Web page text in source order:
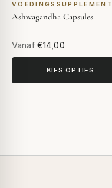
VOEDINGSSUPPLEMENT
Ashwagandha Capsules
Vanaf €14,00
KIES OPTIES